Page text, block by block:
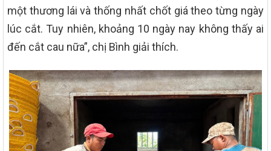
một thương lái và thống nhất chốt giá theo từng ngày
lúc cắt. Tuy nhiên, khoảng 10 ngày nay không thấy ai
đến cắt cau nữa”, chị Bình giải thích.